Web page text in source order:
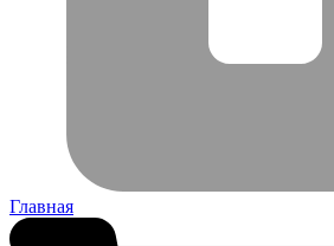
Главная